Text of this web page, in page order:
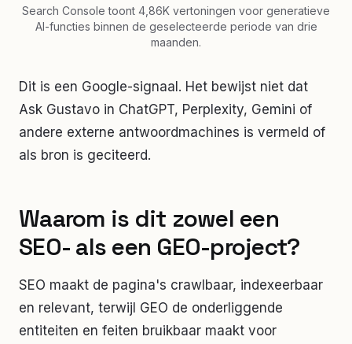
Search Console toont 4,86K vertoningen voor generatieve
AI-functies binnen de geselecteerde periode van drie
maanden.
Dit is een Google-signaal. Het bewijst niet dat
Ask Gustavo in ChatGPT, Perplexity, Gemini of
andere externe antwoordmachines is vermeld of
als bron is geciteerd.
Waarom is dit zowel een
SEO- als een GEO-project?
SEO maakt de pagina's crawlbaar, indexeerbaar
en relevant, terwijl GEO de onderliggende
entiteiten en feiten bruikbaar maakt voor